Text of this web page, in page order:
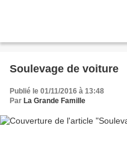
Soulevage de voiture
Publié le 01/11/2016 à 13:48
Par La Grande Famille